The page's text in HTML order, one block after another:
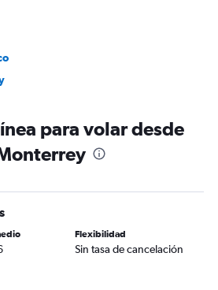
para volar desde
Flexibilidad
Sin tasa de cancelación